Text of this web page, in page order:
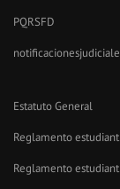
PQRSFD
Estatuto General
Reglamento
Reglamento